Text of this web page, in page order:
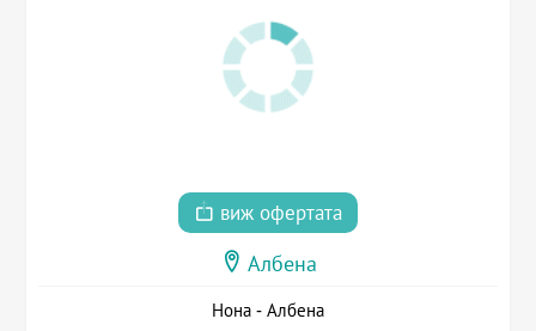
виж офертата
Албена
Нона - Албена